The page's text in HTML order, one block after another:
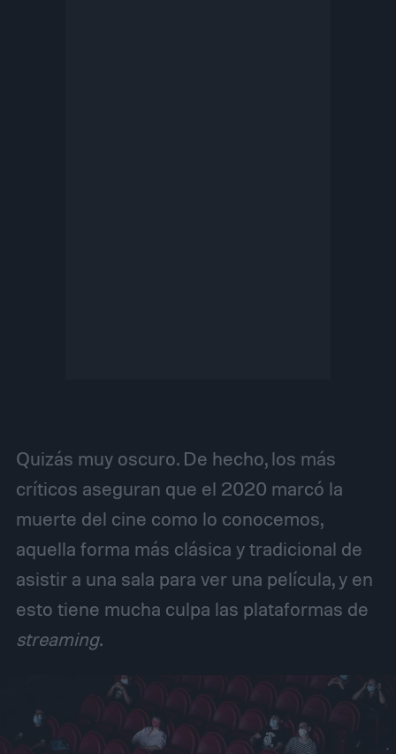
Quizás muy oscuro. De hecho, los más
críticos aseguran que el 2020 marcó la
muerte del cine como lo conocemos,
aquella forma más clásica y tradicional de
asistir a una sala para ver una película, y en
esto tiene mucha culpa las plataformas de
streaming.